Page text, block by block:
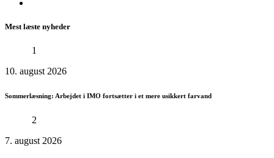
Mest læste nyheder
1
10. august 2026
Sommerlæsning: Arbejdet i IMO fortsætter i et mere usikkert farvand
2
7. august 2026